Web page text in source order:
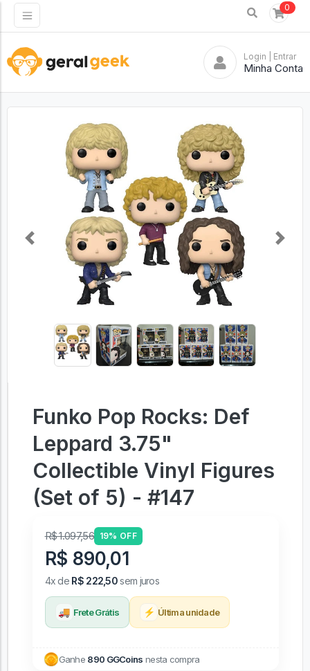
0
Login | Entrar
Minha Conta
Previous Next
Funko Pop Rocks: Def
Leppard 3.75"
Collectible Vinyl Figures
(Set of 5) - #147
R$ 1.097,56 19% OFF
R$ 890,01
4x de R$ 222,50sem juros
🚚 Frete Grátis ⚡ Última unidade
Ganhe 890 GGCoins nesta compra